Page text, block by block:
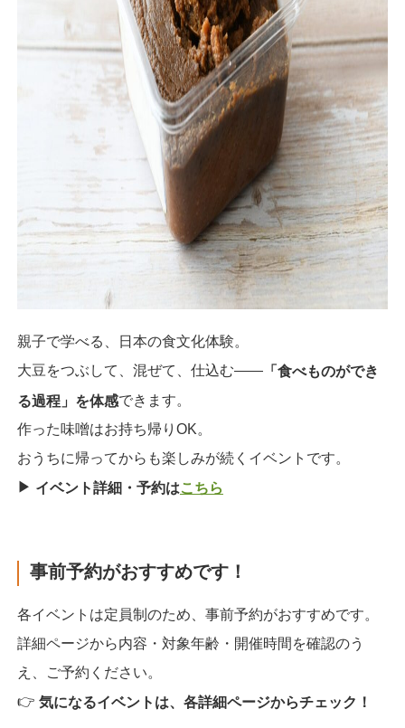
親子で学べる、日本の食文化体験。
大豆をつぶして、混ぜて、仕込む——「食べものができ
る過程」を体感できます。
作った味噌はお持ち帰りOK。
おうちに帰ってからも楽しみが続くイベントです。
▶︎ イベント詳細・予約はこちら
事前予約がおすすめです！
各イベントは定員制のため、事前予約がおすすめです。
詳細ページから内容・対象年齢・開催時間を確認のう
え、ご予約ください。
👉 気になるイベントは、各詳細ページからチェック！